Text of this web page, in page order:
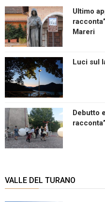
Ultimo
Mareri
Luci sul
Debutto
VALLE DEL TURANO